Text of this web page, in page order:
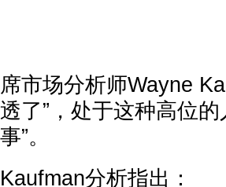
席市场分析师Wayne
透了”，处于这种高位
事”。
Kaufman分析指出：